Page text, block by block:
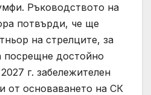
Ръководството на
потвърди, че ще
на стрелците, за
посрещне достойно
г. забележителен
от основаването на СК